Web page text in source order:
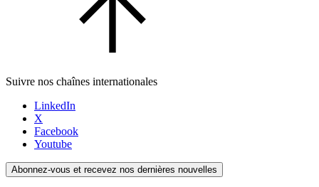
Suivre nos chaînes internationales
LinkedIn
X
Facebook
Youtube
Abonnez-vous et recevez nos dernières nouvelles